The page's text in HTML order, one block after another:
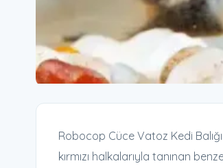
Robocop Cüce Vatoz Kedi
kırmızı halkalarıyla tanınan